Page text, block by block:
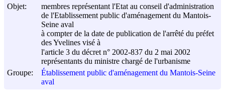
Objet:
membres représentant l'Etat au conseil d'administration
de l'Etablissement public d'aménagement du Mantois-
Seine aval
à compter de la date de publication de l'arrêté du préfet
des Yvelines visé à
l'article 3 du décret n° 2002-837 du 2 mai 2002
représentants du ministre chargé de l'urbanisme
Groupe:
Établissement public d'aménagement du Mantois-Seine
aval